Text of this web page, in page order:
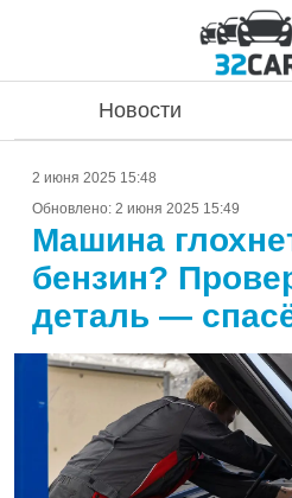
Новости
2 июня 2025 15:48
Обновлено: 2 июня 2025 15:49
Машина
бензин?
деталь —